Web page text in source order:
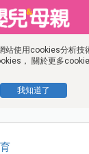
站使用cookies分析技
， 關於更多
我知道了